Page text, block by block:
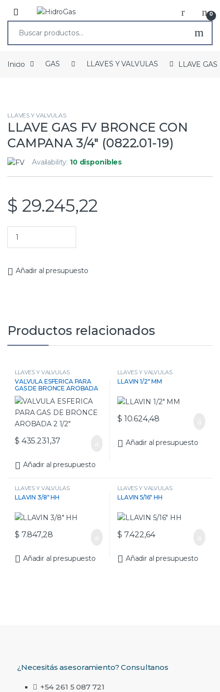
0
Inicio GAS LLAVES Y VALVULAS LLAVE
LLAVES Y VALVULAS
LLAVE GAS FV BRONCE CON
CAMPANA 3/4″ (0822.01-19)
Availability: 10 disponibles
$ 29.245,22
Añadir al presupuesto
Productos relacionados
LLAVES Y VALVULAS
VALVULA ESFERICA PARA
GAS DE BRONCE AROBADA
2 1/2″
$ 435.231,37
Añadir al presupuesto
LLAVES Y VALVULAS
LLAVIN 1/2″ MM
$ 10.624,48
Añadir al presupuesto
LLAVES Y VALVULAS
LLAVIN 3/8″ HH
$ 7.847,28
Añadir al presupuesto
LLAVES Y VALVULAS
LLAVIN 5/16″ HH
$ 7.422,64
Añadir al presupuesto
¿Necesitás asesoramiento? Consultanos
+54 261 5 087 721